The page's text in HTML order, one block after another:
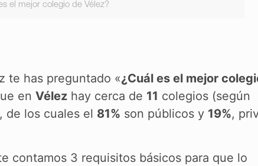
el mejor colegio de Vélez?
te has preguntado «¿Cuál es el mejor
en Vélezhay cerca de 11 colegios (según
de los cuales el 81% son públicos y 19%,
contamos 3 requisitos básicos para que lo